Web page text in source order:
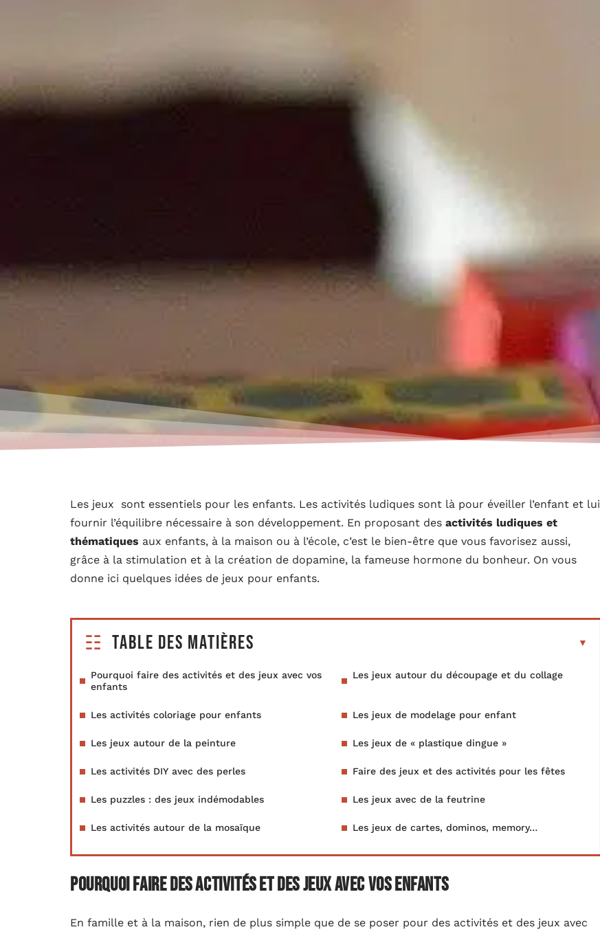
Les jeux sont essentiels pour les enfants. Les activités ludiques sont là pour éveiller l’enfant et lui
fournir l’équilibre nécessaire à son développement. En proposant des activités ludiques et
thématiques aux enfants, à la maison ou à l’école, c’est le bien-être que vous favorisez aussi,
grâce à la stimulation et à la création de dopamine, la fameuse hormone du bonheur. On vous
donne ici quelques idées de jeux pour enfants.
Table des matières
Pourquoi faire des activités et des jeux avec vos
enfants
Les jeux autour du découpage et du collage
Les activités coloriage pour enfants Les jeux de modelage pour enfant
Les jeux autour de la peinture Les jeux de « plastique dingue »
Les activités DIY avec des perles Faire des jeux et des activités pour les fêtes
Les puzzles : des jeux indémodables Les jeux avec de la feutrine
Les activités autour de la mosaïque Les jeux de cartes, dominos, memory…
Pourquoi faire des activités et des jeux avec vos enfants
En famille et à la maison, rien de plus simple que de se poser pour des activités et des jeux avec